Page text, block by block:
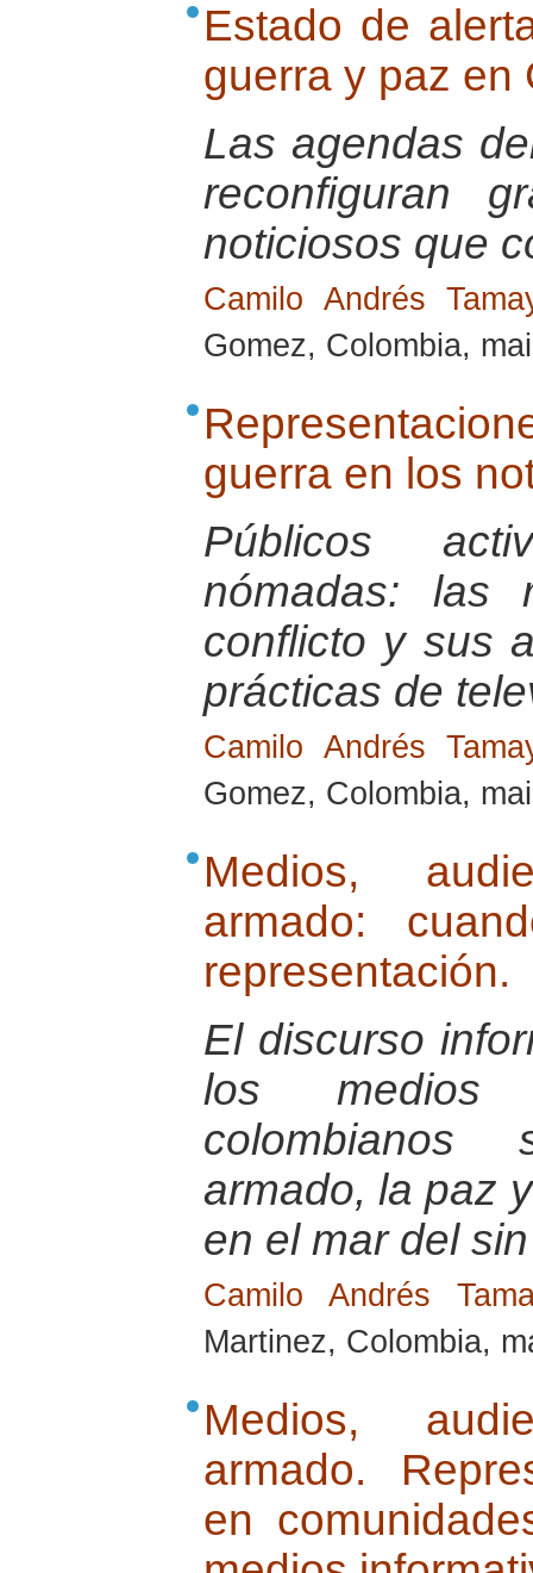
Estado de
guerra y paz en
Las agendas
reconfiguran
noticiosos que
Camilo Andrés
Gomez, Colombia,
guerra en los
Públicos
nómadas: las
conflicto y sus
prácticas de
Camilo Andrés
Gomez, Colombia,
Medios,
armado:
representación.
El discurso
los medios
armado, la paz
en el mar del
Camilo Andrés
Martinez, Colombia,
Medios,
armado.
en